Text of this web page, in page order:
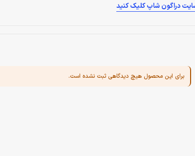
دراگون شاپ کلیک کنید
برای این محصول هیچ دیدگاهی ثبت نشده است.